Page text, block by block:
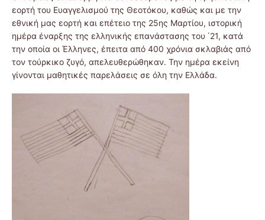
εορτή του Ευαγγελισμού της Θεοτόκου, καθώς και με την
εθνική μας εορτή και επέτειο της 25ης Μαρτίου, ιστορική
ημέρα έναρξης της ελληνικής επανάστασης του ΄21, κατά
την οποία οι Έλληνες, έπειτα από 400 χρόνια σκλαβιάς από
τον τούρκικο ζυγό, απελευθερώθηκαν. Την ημέρα εκείνη
γίνονται μαθητικές παρελάσεις σε όλη την Ελλάδα.